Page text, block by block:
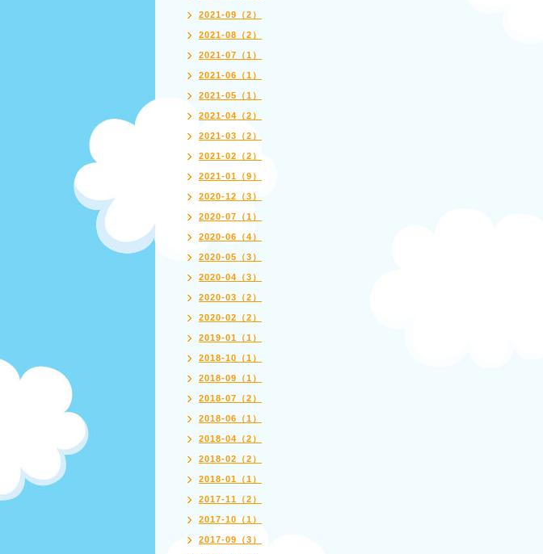
2021-09（2）
2021-08（2）
2021-07（1）
2021-06（1）
2021-05（1）
2021-04（2）
2021-03（2）
2021-02（2）
2021-01（9）
2020-12（3）
2020-07（1）
2020-06（4）
2020-05（3）
2020-04（3）
2020-03（2）
2020-02（2）
2019-01（1）
2018-10（1）
2018-09（1）
2018-07（2）
2018-06（1）
2018-04（2）
2018-02（2）
2018-01（1）
2017-11（2）
2017-10（1）
2017-09（3）